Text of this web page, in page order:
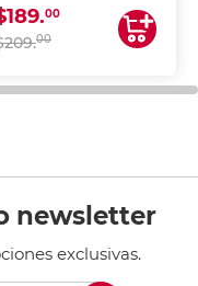
00
00
newsletter
exclusivas.